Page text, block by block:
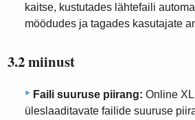
kaitse, kustutades lähtefaili
möödudes ja tagades kasutajate
3.2 miinust
Faili suuruse piirang: Online
üleslaaditavate failide suuruse